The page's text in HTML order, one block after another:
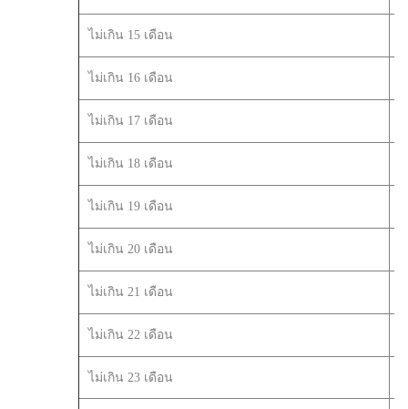
ไม่เกิน 15 เดือน
ไม่เกิน 16 เดือน
ไม่เกิน 17 เดือน
ไม่เกิน 18 เดือน
ไม่เกิน 19 เดือน
ไม่เกิน 20 เดือน
ไม่เกิน 21 เดือน
ไม่เกิน 22 เดือน
ไม่เกิน 23 เดือน